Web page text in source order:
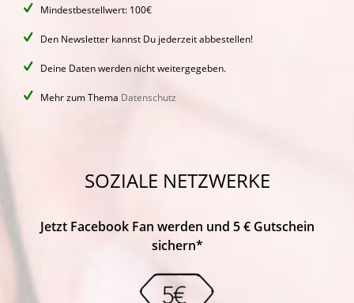
Mindestbestellwert: 100€
Den Newsletter kannst Du jederzeit abbestellen!
Deine Daten werden nicht weitergegeben.
Mehr zum Thema Datenschutz
SOZIALE NETZWERKE
Jetzt Facebook Fan werden und 5 € Gutschein
sichern*